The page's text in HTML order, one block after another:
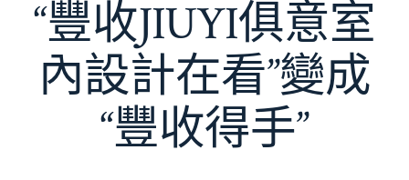
“豐收JIUYI俱意室
內設計在看”變成
“豐收得手”